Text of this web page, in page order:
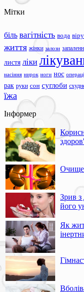
Мітки
біль вагітність вода
життя жінки залози
листя ліки
насіння нирок ноги нос
рак руки сон суглоби
їжа
Інформер
Зрив
його
Як